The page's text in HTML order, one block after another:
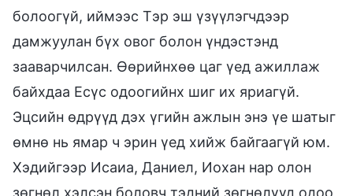
болоогүй, иймээс Тэр эш үзүүлэгчдээр
дамжуулан бүх овог болон үндэстэнд
зааварчилсан. Өөрийнхөө цаг үед ажиллаж
байхдаа Есүс одоогийнх шиг их яриагүй.
Эцсийн өдрүүд дэх үгийн ажлын энэ үе шатыг
өмнө нь ямар ч эрин үед хийж байгаагүй юм.
Хэдийгээр Исаиа, Даниел, Иохан нар олон
зөгнөл хэлсэн боловч тэдний зөгнөлүүд одоо